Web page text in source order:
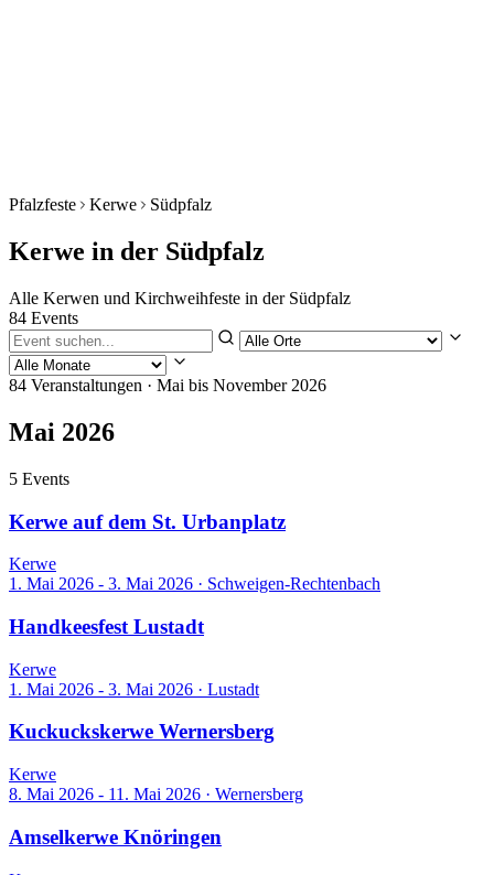
Pfalzfeste Kerwe Südpfalz
Kerwe in der Südpfalz
Alle Kerwen und Kirchweihfeste in der Südpfalz
84 Events
84 Veranstaltungen · Mai bis November 2026
Mai 2026
5 Events
Kerwe auf dem St. Urbanplatz
Kerwe
1. Mai 2026 - 3. Mai 2026 · Schweigen-Rechtenbach
Handkeesfest Lustadt
Kerwe
1. Mai 2026 - 3. Mai 2026 · Lustadt
Kuckuckskerwe Wernersberg
Kerwe
8. Mai 2026 - 11. Mai 2026 · Wernersberg
Amselkerwe Knöringen